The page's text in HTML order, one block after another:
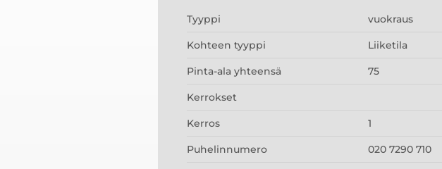
Tyyppi vuokraus
Kohteen tyyppi Liiketila
Pinta-ala yhteensä 75
Kerrokset
Kerros 1
Puhelinnumero 020 7290 710